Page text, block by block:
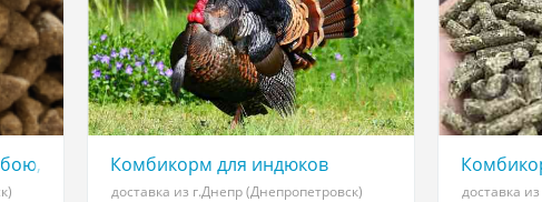
кроликом, міксКомбикорм для индюков
доставка из г.Днепр (Днепропетровск) доставка